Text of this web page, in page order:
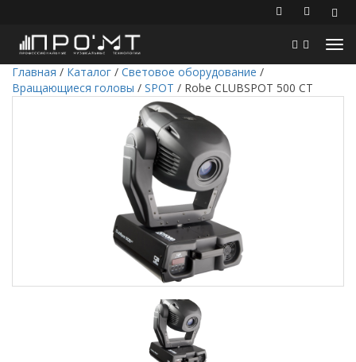
Главная / Каталог / Световое оборудование /
Вращающиеся головы / SPOT / Robe CLUBSPOT 500 CT